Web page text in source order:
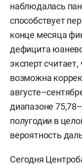
наблюдалась
способствует
конце месяца
дефицита
эксперт
возможна
диапазоне
полугодии в
вероятность
Сегодня